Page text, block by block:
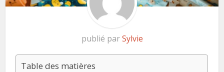
publié parSylvie
Table des matières